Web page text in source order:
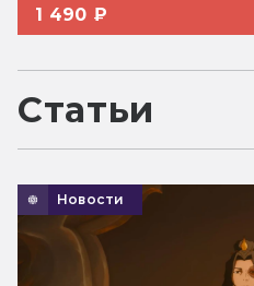
1 490 ₽
Статьи
Новости